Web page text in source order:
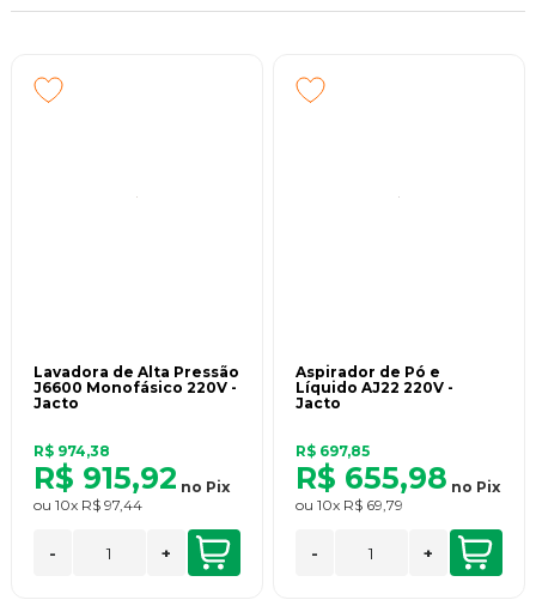
Lavadora de Alta Pressão
J6600 Monofásico 220V -
Jacto
R$ 974,38
R$ 915,92 no Pix
ou 10x R$ 97,44
- +
Aspirador de Pó e
Líquido AJ22 220V -
Jacto
R$ 697,85
R$ 655,98 no Pix
ou 10x R$ 69,79
- +